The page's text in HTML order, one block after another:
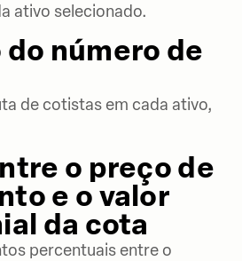
ativo selecionado.
do número de
de cotistas em cada ativo,
o preço de
e o valor
da cota
percentuais entre o